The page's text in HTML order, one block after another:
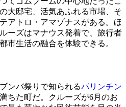
大邸宅、活気あふれる市場、そ
アトロ・アマゾナスがある。ほ
ーズはマナウス発着で、旅行者
市生活の融合を体験できる。
ンバ祭りで知られるパリンチン
ちた町だ。クルーズが6月のお